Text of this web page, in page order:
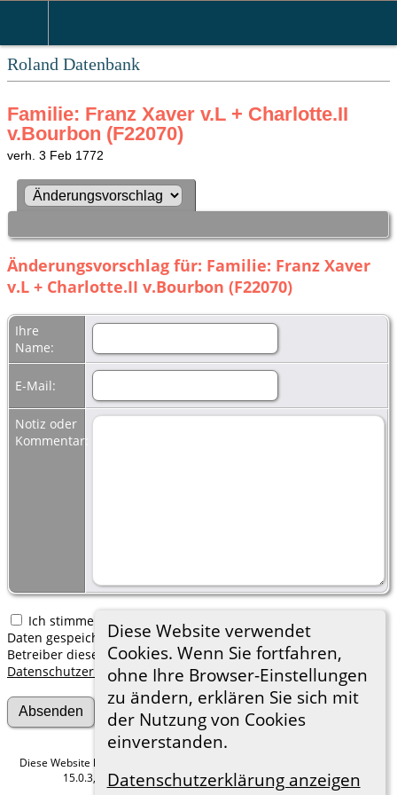
Roland Datenbank
Diese Website verwendet
Cookies. Wenn Sie fortfahren,
ohne Ihre Browser-Einstellungen
zu ändern, erklären Sie sich mit
der Nutzung von Cookies
einverstanden.
Datenschutzerklärung anzeigen
Familie: Franz Xaver v.L + Charlotte.II
v.Bourbon (F22070)
verh. 3 Feb 1772
Änderungsvorschlag für: Familie: Franz Xaver
v.L + Charlotte.II v.Bourbon (F22070)
Ihre
Name:
E-Mail:
Notiz oder
Kommentar:
Ich stimme zu, dass meine hier erfassten persönlichen
Daten gespeichert werden. Ich verstehe, dass ich jederzeit den
Betreiber dieser Website bitten kann, diese Daten zu löschen.
Datenschutzerklärung
Diese Website läuft mit
15.0.3, programmiert von Darrin Lythgoe © 2001-2026.